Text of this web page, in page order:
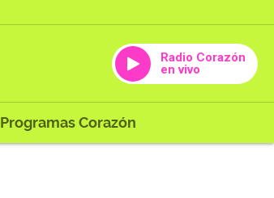
Radio Corazón
en vivo
Programas Corazón